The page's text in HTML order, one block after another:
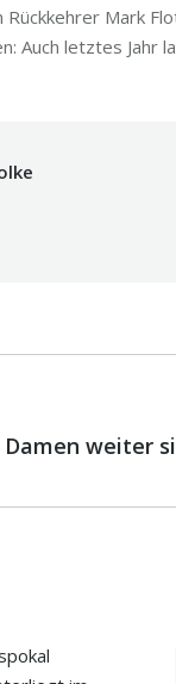
Mark
Auch letztes Jahr
Damen weiter